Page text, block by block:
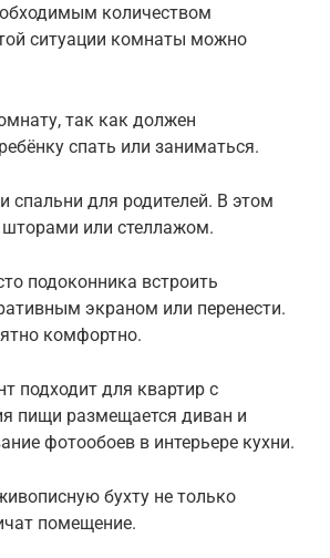
количеством
ситуации комнаты можно
так как должен
спать или заниматься.
спальни для родителей. В этом
шторами или стеллажом.
подоконника встроить
экраном или перенести.
комфортно.
подходит для квартир с
пищи размещается диван и
фотообоев в интерьере кухни.
бухту не только
помещение.